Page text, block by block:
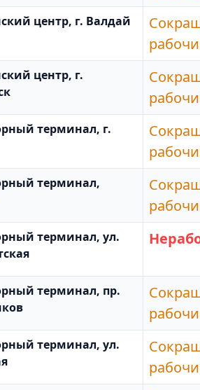
центр, г. Валдай
центр, г.
терминал, г.
терминал,
терминал, ул.
терминал, пр.
терминал, ул.